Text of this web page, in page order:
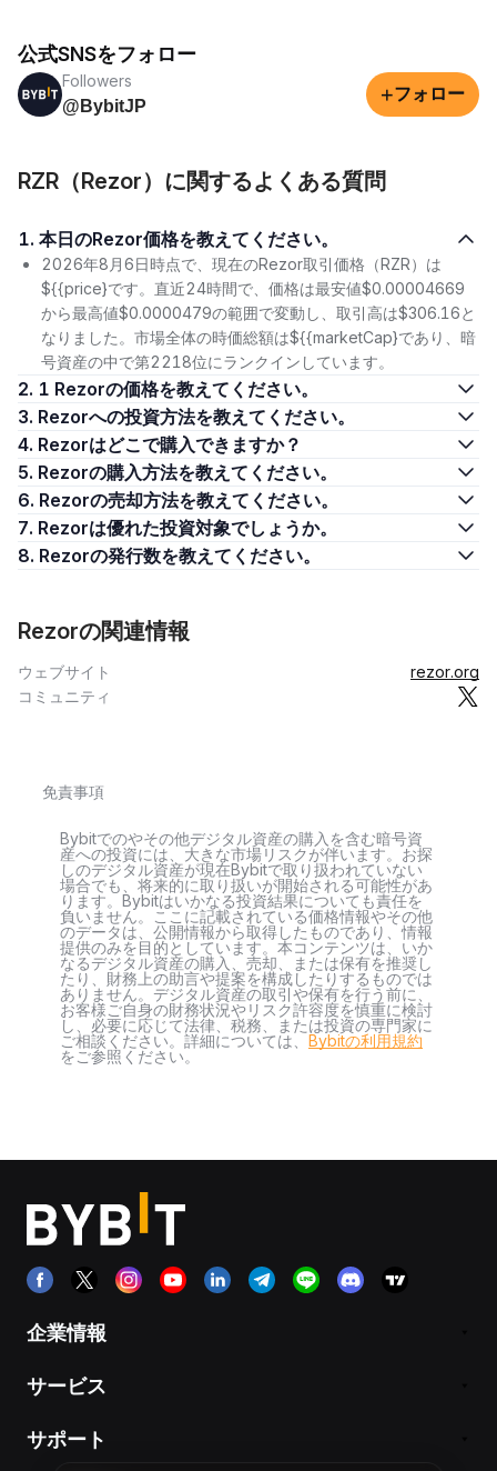
公式SNSをフォロー
Followers
@BybitJP
+フォロー
RZR（Rezor）に関するよくある質問
1. 本日のRezor価格を教えてください。
2026年8月6日時点で、現在のRezor取引価格（RZR）は
${{price}です。直近24時間で、価格は最安値$0.00004669
から最高値$0.0000479の範囲で変動し、取引高は$306.16と
なりました。市場全体の時価総額は${{marketCap}であり、暗
号資産の中で第2218位にランクインしています。
2. 1 Rezorの価格を教えてください。
3. Rezorへの投資方法を教えてください。
4. Rezorはどこで購入できますか？
5. Rezorの購入方法を教えてください。
6. Rezorの売却方法を教えてください。
7. Rezorは優れた投資対象でしょうか。
8. Rezorの発行数を教えてください。
Rezorの関連情報
ウェブサイト
rezor.org
コミュニティ
免責事項
Bybitでのやその他デジタル資産の購入を含む暗号資
産への投資には、大きな市場リスクが伴います。お探
しのデジタル資産が現在Bybitで取り扱われていない
場合でも、将来的に取り扱いが開始される可能性があ
ります。Bybitはいかなる投資結果についても責任を
負いません。ここに記載されている価格情報やその他
のデータは、公開情報から取得したものであり、情報
提供のみを目的としています。本コンテンツは、いか
なるデジタル資産の購入、売却、または保有を推奨し
たり、財務上の助言や提案を構成したりするものでは
ありません。デジタル資産の取引や保有を行う前に、
お客様ご自身の財務状況やリスク許容度を慎重に検討
し、必要に応じて法律、税務、または投資の専門家に
ご相談ください。詳細については、 Bybitの利用規約
をご参照ください。
企業情報
サービス
サポート